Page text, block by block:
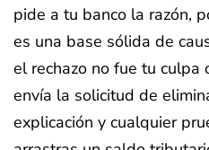
pide a tu banco la razón,
es una base sólida de
el rechazo no fue tu culpa
envía la solicitud de
explicación y cualquier